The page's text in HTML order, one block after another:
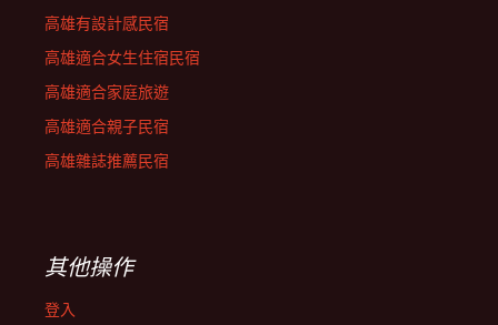
高雄有設計感民宿
高雄適合女生住宿民宿
高雄適合家庭旅遊
高雄適合親子民宿
高雄雜誌推薦民宿
其他操作
登入